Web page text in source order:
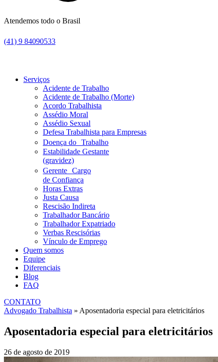
Atendemos todo o Brasil
(41) 9 84090533
Serviços
Acidente de Trabalho
Acidente de Trabalho (Morte)
Acordo Trabalhista
Assédio Moral
Assédio Sexual
Defesa Trabalhista para Empresas
Doença do Trabalho
Estabilidade Gestante
(gravidez)
Gerente Cargo
de Confiança
Horas Extras
Justa Causa
Rescisão Indireta
Trabalhador Bancário
Trabalhador Expatriado
Verbas Rescisórias
Vínculo de Emprego
Quem somos
Equipe
Diferenciais
Blog
FAQ
CONTATO
Advogado Trabalhista » Aposentadoria especial para eletricitários
Aposentadoria especial para eletricitários
26 de agosto de 2019